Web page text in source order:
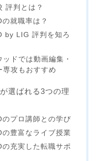
評判とは？
就職率は？
by LIG 評判を知ろ
ドでは動画編集・
専攻もおすすめ
選ばれる3つの理
プロ講師との学び
豊富なライブ授業
充実した転職サポ